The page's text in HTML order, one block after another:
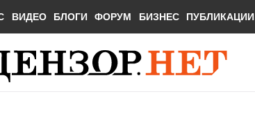
ВИДЕО БЛОГИ ФОРУМ БИЗНЕС ПУБЛИКАЦИИ